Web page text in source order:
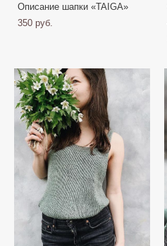
Описание шапки «TAIGA»
350 pуб.